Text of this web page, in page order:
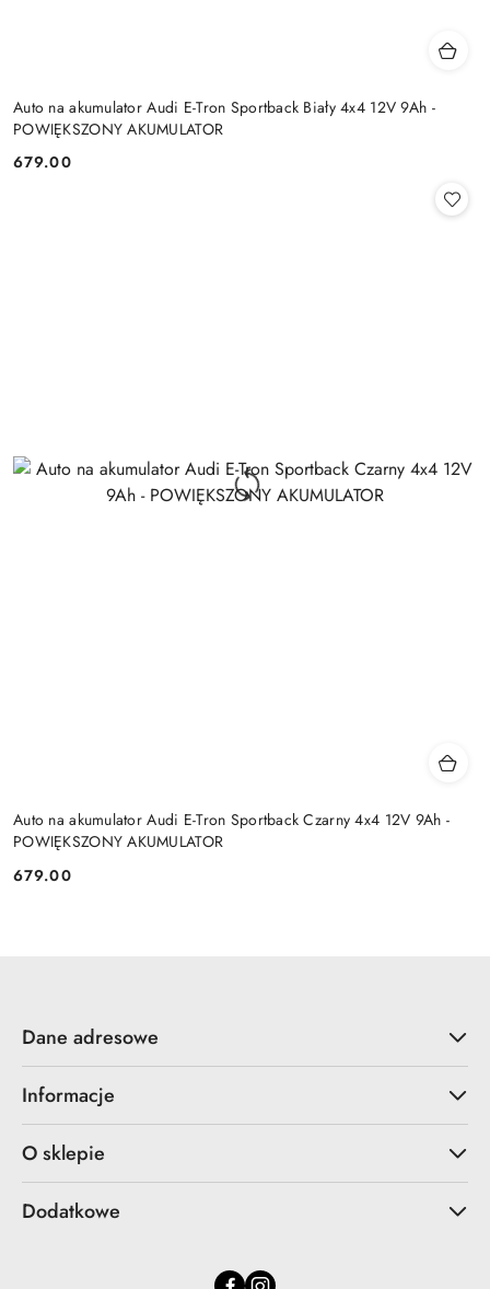
Auto na akumulator Audi E-Tron Sportback Biały 4x4 12V 9Ah -
POWIĘKSZONY AKUMULATOR
Cena:
679.00
Auto na akumulator Audi E-Tron Sportback Czarny 4x4 12V 9Ah -
POWIĘKSZONY AKUMULATOR
Cena:
679.00
Dane adresowe
Informacje
O sklepie
Dodatkowe